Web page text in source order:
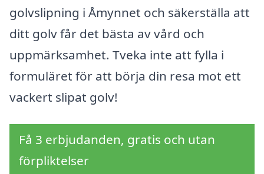
golvslipning i Åmynnet och säkerställa att
ditt golv får det bästa av vård och
uppmärksamhet. Tveka inte att fylla i
formuläret för att börja din resa mot ett
vackert slipat golv!
Få 3 erbjudanden, gratis och utan
förpliktelser